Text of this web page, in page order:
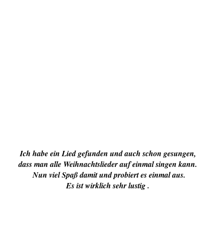
Ich habe ein Lied gefunden und auch schon gesungen,
dass man alle Weihnachtslieder auf einmal singen kann.
Nun viel Spaß damit und probiert es einmal aus.
Es ist wirklich sehr lustig .